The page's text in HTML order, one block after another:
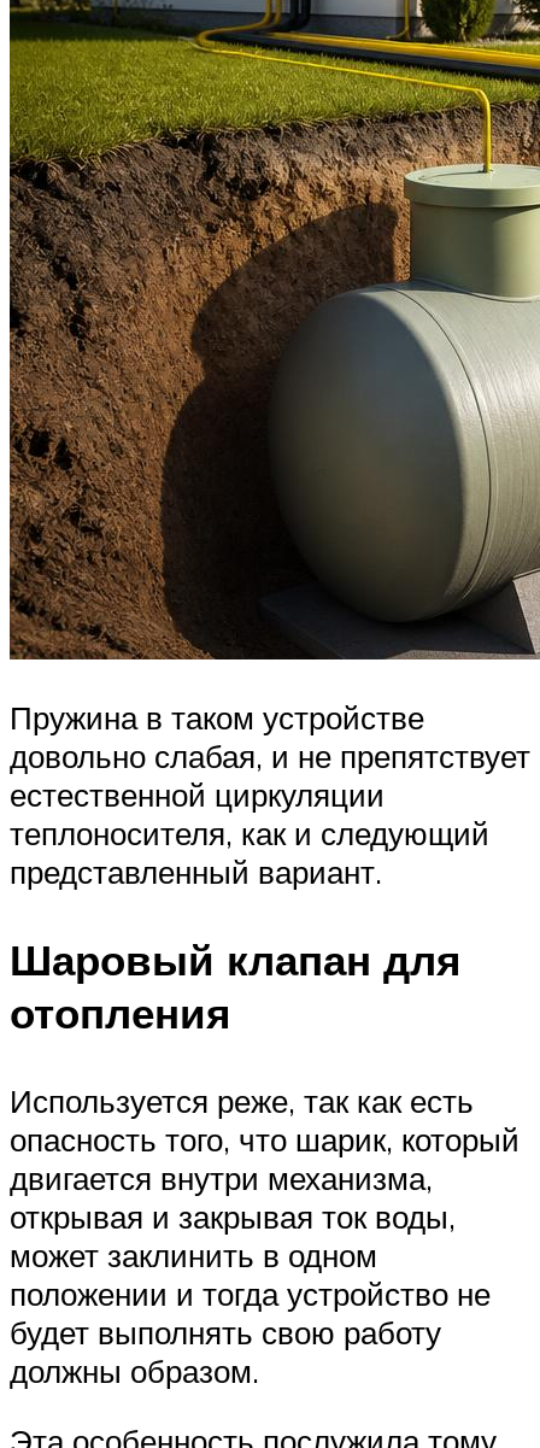
Пружина в таком устройстве
довольно слабая, и не препятствует
естественной циркуляции
теплоносителя, как и следующий
представленный вариант.
Шаровый клапан для
отопления
Используется реже, так как есть
опасность того, что шарик, который
двигается внутри механизма,
открывая и закрывая ток воды,
может заклинить в одном
положении и тогда устройство не
будет выполнять свою работу
должны образом.